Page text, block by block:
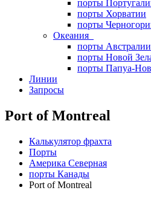
порты
порты Хорватии
порты
Океания
порты Австралии
порты Новой
порты Папуа-
Линии
Запросы
Port of Montreal
Калькулятор фрахта
Порты
Америка Северная
порты Канады
Port of Montreal